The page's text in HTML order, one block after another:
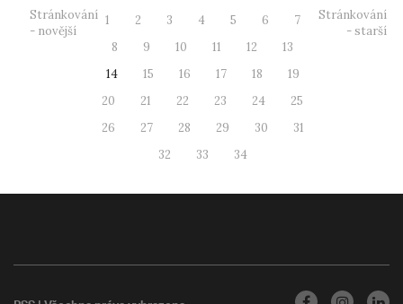
Stránkování
- novější
1 2 3 4 5 6
7
8
9 10 11 12
13
14
15 16 17 18
19
20
21 22 23 24
25
26
27 28 29 30
31
32
33 34
Stránkování
- starší